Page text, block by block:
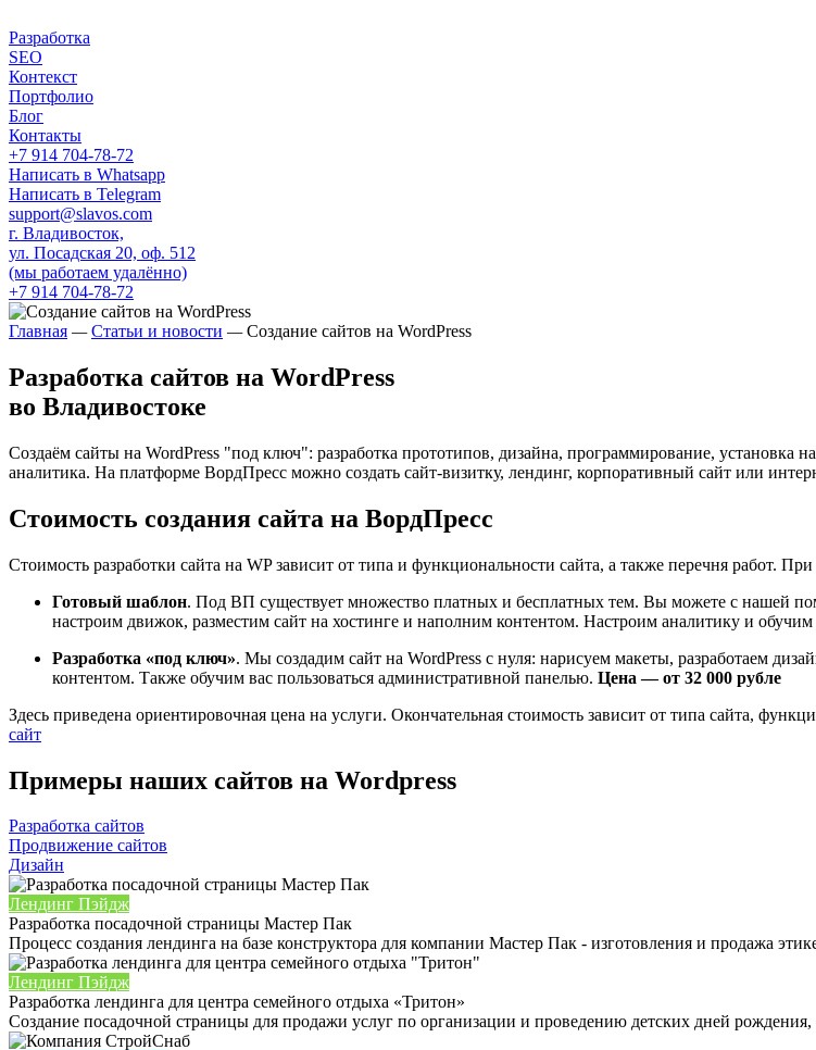
Разработка
SEO
Контекст
Портфолио
Блог
Контакты
+7 914 704-78-72
Написать в Whatsapp
Написать в Telegram
support@slavos.com
г. Владивосток,
ул. Посадская 20, оф. 512
(мы работаем удалённо)
+7 914 704-78-72
Главная — Статьи и новости — Создание сайтов на WordPress
Разработка сайтов на WordPress
во Владивостоке
Создаём сайты на WordPress "под ключ": разработка прототипов, дизайна, программирование, установка
аналитика. На платформе ВордПресс можно создать сайт-визитку, лендинг, корпоративный сайт или
Стоимость создания сайта на ВордПресс
Стоимость разработки сайта на WP зависит от типа и функциональности сайта, а также перечня работ.
Готовый шаблон. Под ВП существует множество платных и бесплатных тем. Вы можете с нашей
настроим движок, разместим сайт на хостинге и наполним контентом. Настроим аналитику и обучим
Разработка «под ключ». Мы создадим сайт на WordPress с нуля: нарисуем макеты, разработаем
контентом. Также обучим вас пользоваться административной панелью. Цена — от 32 000 рубле
Здесь приведена ориентировочная цена на услуги. Окончательная стоимость зависит от типа сайта,
сайт
Примеры наших сайтов на Wordpress
Разработка сайтов
Продвижение сайтов
Дизайн
Лендинг Пэйдж
Разработка посадочной страницы Мастер Пак
Процесс создания лендинга на базе конструктора для компании Мастер Пак - изготовления и продажа
Лендинг Пэйдж
Разработка лендинга для центра семейного отдыха «Тритон»
Создание посадочной страницы для продажи услуг по организации и проведению детских дней